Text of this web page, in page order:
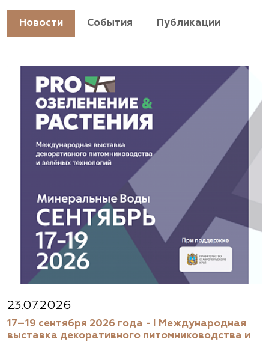
Новости События Публикации
23.07.2026
17–19 сентября 2026 года - I Международная
выставка декоративного питомниководства и